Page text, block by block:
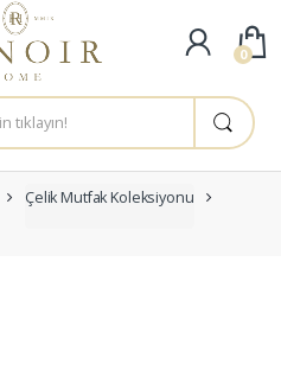
Çelik Mutfak Koleksiyonu
0